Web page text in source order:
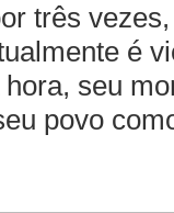
três
é
seu
povo